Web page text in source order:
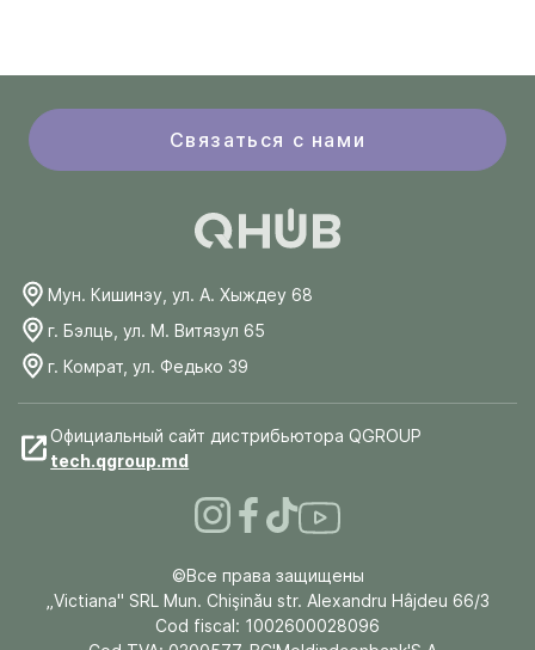
Связаться с нами
Мун. Кишинэу, ул. А. Хыждеу 68
г. Бэлць, ул. М. Витязул 65
г. Комрат, ул. Федько 39
Официальный сайт дистрибьютора QGROUP
tech.qgroup.md
©Все права защищены
„Victiana" SRL Mun. Chişinău str. Alexandru Hâjdeu 66/3
Cod fiscal: 1002600028096